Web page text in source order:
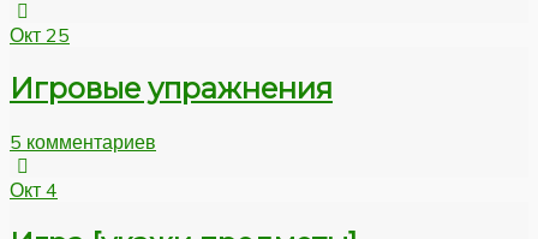
Окт 25
Игровые упражнения
5 комментариев
Окт 4